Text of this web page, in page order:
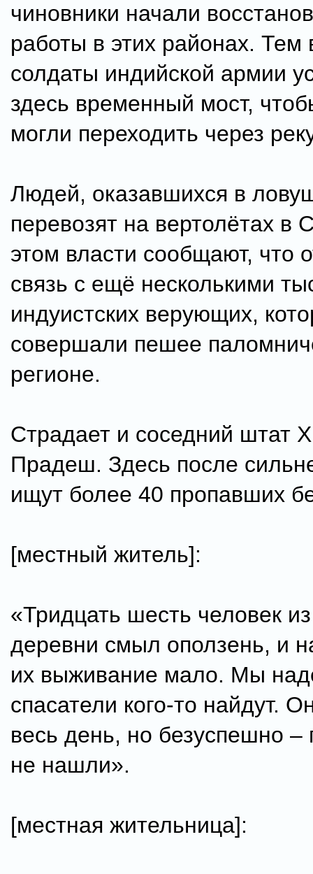
чиновники начали
работы в этих районах.
солдаты индийской армии
здесь временный мост,
могли переходить через
Людей, оказавшихся в
перевозят на вертолётах в
этом власти сообщают, что
связь с ещё несколькими
индуистских верующих,
совершали пешее
регионе.
Страдает и соседний штат
Прадеш. Здесь после
ищут более 40 пропавших
[местный житель]:
«Тридцать шесть человек
деревни смыл оползень, и
их выживание мало. Мы
спасатели кого-то найдут.
весь день, но безуспешно –
не нашли».
[местная жительница]: